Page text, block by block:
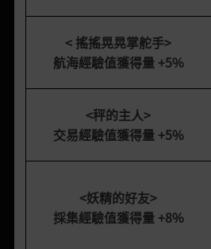
< 搖搖晃晃掌舵手>
航海經驗值獲得量 +5%
<秤的主人>
交易經驗值獲得量 +5%
<妖精的好友>
採集經驗值獲得量 +8%